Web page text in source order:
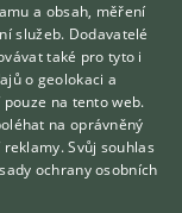
kamaráda?
poradí
ONLINE
S
a obsah, měření
služeb. Dodavatelé
také pro tyto i
o geolokaci a
na tento web.
na oprávněný
reklamy. Svůj souhlas
ochrany osobních